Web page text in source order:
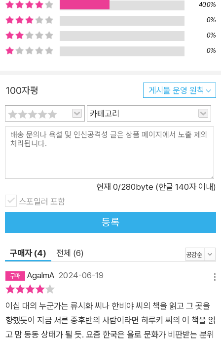
40.0%
0%
0%
0%
100자평 게시물 운영 원칙
카테고리
현재 0/280byte (한글 140자 이내)
스포일러 포함
등록
구매자 (4) 전체 (6)
AgalmA 2024-06-19
이십 대의 누군가는 류시화 씨나 한비야 씨의 책을 읽고 그 곳을
향했듯이 지금 서른 중후반의 사람이라면 하루키 씨의 이 책을 읽
고 맘 동동 상태가 될 듯. 요즘 한국은 욜로 문화가 비판받는 분위